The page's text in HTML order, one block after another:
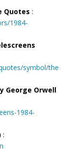
Quotes :
1984-
symbol/the
George Orwell
1984-
: